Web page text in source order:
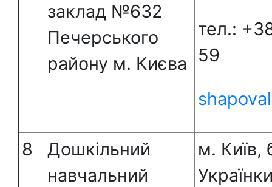
заклад №632
Печерського
району м. Києва
тел.:
59
8
Дошкільний
навчальний
м. Київ,